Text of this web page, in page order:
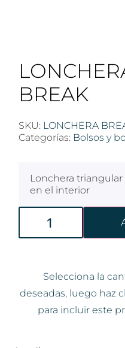
BREAK
SKU: LONCHERA
Categorías: Bolsos y
Lonchera
en el interior
Selecciona la
deseadas, luego haz
para incluir este